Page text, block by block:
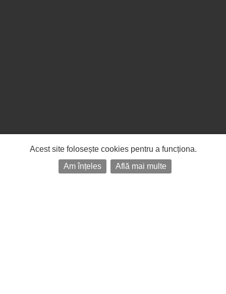
Acest site folosește cookies pentru a funcționa.
Am înțeles
Află mai multe